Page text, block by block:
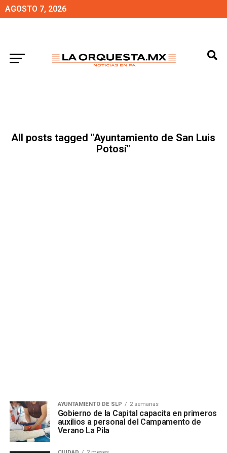
AGOSTO 7, 2026
All posts tagged "Ayuntamiento de San Luis
Potosí"
AYUNTAMIENTO DE SLP 2 semanas
Gobierno de la Capital capacita en primeros
auxilios a personal del Campamento de
Verano La Pila